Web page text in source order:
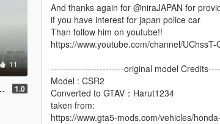
11
1.0
And thanks again for @niraJAPAN for
if you have interest for japan police car
Than follow him on youtube!!
https://www.youtube.com/channel/UChssT-
------------------------original model
Model : CSR2
Converted to GTAV：Harut1234
taken from:
https://www.gta5-mods.com/vehicles/